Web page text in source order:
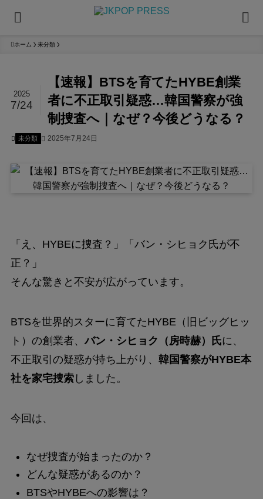
ホーム 未分類
【速報】BTSを育てたHYBE創業
者に不正取引疑惑…韓国警察が強
制捜査へ｜なぜ？今後どうなる？
2025
7/24
未分類 2025年7月24日
「え、HYBEに捜査？」「バン・シヒョク氏が不
正？」
そんな驚きと不安が広がっています。
BTSを世界的スターに育てたHYBE（旧ビッグヒッ
ト）の創業者、 バン・シヒョク（房時赫）氏に、
不正取引の疑惑が持ち上がり、 韓国警察がHYBE本
社を家宅捜索しました。
今回は、
なぜ捜査が始まったのか？
どんな疑惑があるのか？
BTSやHYBEへの影響は？